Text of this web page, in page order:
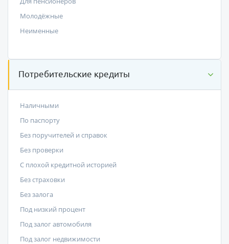
Молодёжные
Неименные
Потребительские кредиты
Наличными
По паспорту
Без поручителей и справок
Без проверки
С плохой кредитной историей
Без страховки
Без залога
Под низкий процент
Под залог автомобиля
Под залог недвижимости